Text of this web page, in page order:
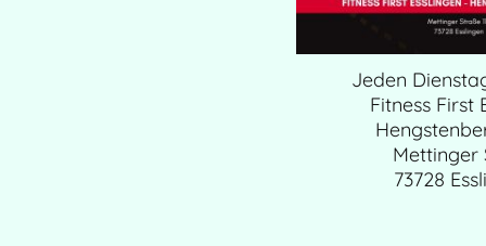
Jeden
Fitness First
Mettinger
73728